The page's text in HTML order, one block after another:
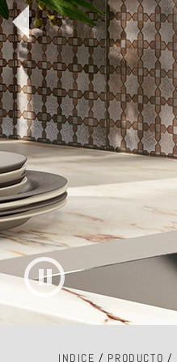
INDICE / PRODUCTO /